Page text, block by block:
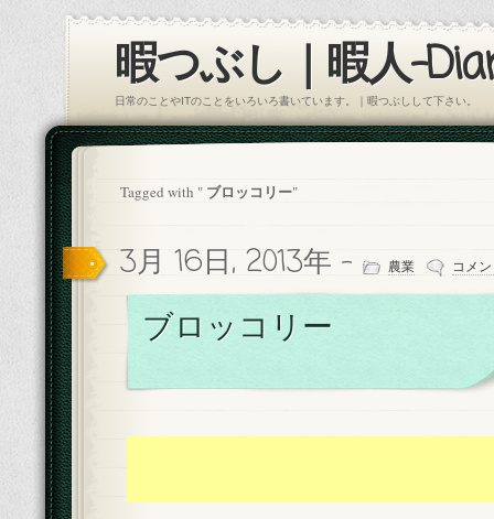
暇つぶし｜暇人-
日常のことやITのことをいろいろ書いています。｜暇つぶしして下さい。
Tagged with " ブロッコリー"
3月 16日, 2013年 - 農業 コメ
ブロッコリー